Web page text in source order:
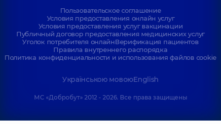
Пользовательское соглашение
Условия предоставления онлайн услуг
Условия предоставления услуг вакцинации
Публичный договор предоставления медицинских услуг
Уголок потребителя онлайнВерификация пациентов
Правила внутреннего распорядка
Политика конфиденциальности и использования файлов cookie
Українською мовоюEnglish
МС «Добробут» 2012 - 2026. Все права защищены